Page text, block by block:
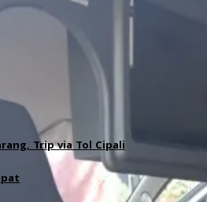
Trip via Tol Cipali